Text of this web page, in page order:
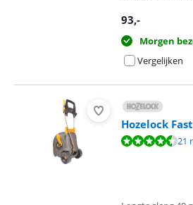
93,-
Morgen
Vergelijken
Hozelock
Beoordeling is 9,3 van de 10, gebaseerd op
21